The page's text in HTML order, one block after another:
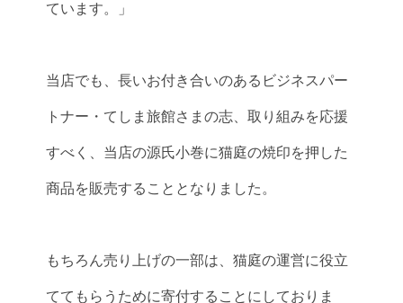
ています。」
当店でも、長いお付き合いのあるビジネスパー
トナー・てしま旅館さまの志、取り組みを応援
すべく、当店の源氏小巻に猫庭の焼印を押した
商品を販売することとなりました。
もちろん売り上げの一部は、猫庭の運営に役立
ててもらうために寄付することにしておりま